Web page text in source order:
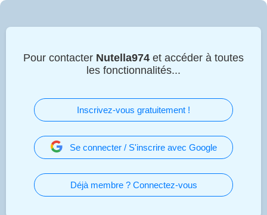
Pour contacter Nutella974 et accéder à toutes
les fonctionnalités...
Inscrivez-vous gratuitement !
Se connecter / S'inscrire avec Google
Déjà membre ? Connectez-vous